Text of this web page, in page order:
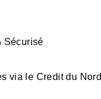
Sécurisé
via le Credit du Nord